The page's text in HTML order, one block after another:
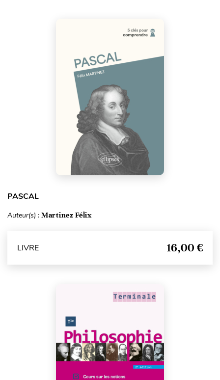
PASCAL
Auteur(s) : Martinez Félix
LIVRE 16,00 €